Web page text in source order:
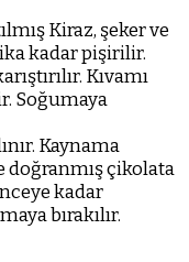
Kiraz, şeker ve
kadar pişirilir.
Kıvamı
Soğumaya
Kaynama
doğranmış çikolata
kadar
bırakılır.